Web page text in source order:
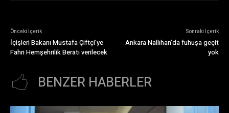
Önceki İçerik
İçişleri Bakanı Mustafa Çiftçi’ye
Fahri Hemşehrilik Beratı verilecek
Sonraki İçerik
Ankara Nallıhan’da fuhuşa geçit
yok
BENZER HABERLER